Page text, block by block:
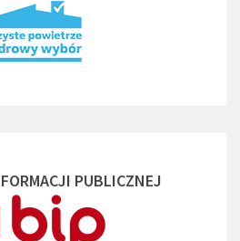
PUBLICZNEJ